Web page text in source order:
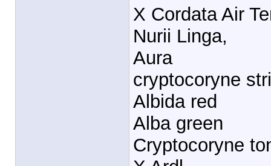
X Cordata Air
Nurii Linga,
Aura
cryptocoryne
Albida red
Alba green
Cryptocoryne